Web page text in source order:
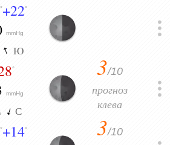
°+22°
mmHg
Ю
°
mmHg
С
3/10
прогноз
клева
°+14° 3/10